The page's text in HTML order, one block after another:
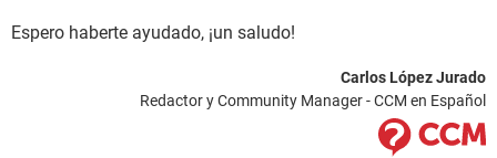
Espero haberte ayudado, ¡un saludo!
Carlos López Jurado
Redactor y Community Manager - CCM en Español